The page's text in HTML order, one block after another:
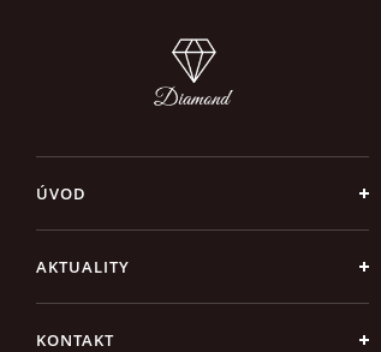
ÚVOD
AKTUALITY
KONTAKT